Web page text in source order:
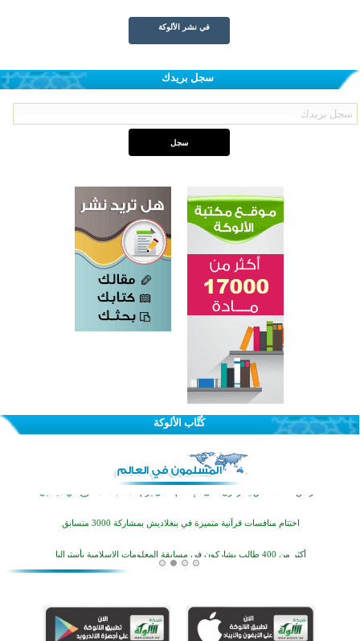
في نشر الألوكة
سجل بريدك
كُتَّاب الألوكة
القرآن والتربية في صدارة البرامج الصيفية للمسلمين في بينزا وساراتوف وموردوفيا هذا العام
اختتام منافسات قرآنية متميزة في بنغلاديش بمشاركة 3000 متسابق
منطقة ريبوفسي تحتفل بميلاد مسجد جديد في أجواء إيمانية مميزة
القرآن والتربية في صدارة البرامج الصيفية للمسلمين في بينزا وساراتوف وموردوفيا هذا العام